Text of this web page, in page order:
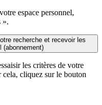
espace personnel,
».
recherche et recevoir les
(abonnement)
les critères de votre
cela, cliquez sur le bouton